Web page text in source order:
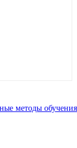
методы обучения